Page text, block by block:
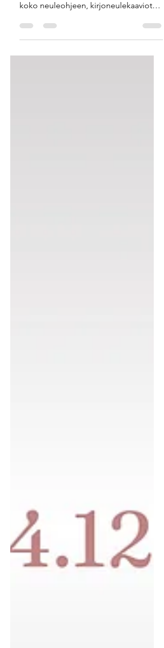
ilmaisella ohjeella. Blogista löydät
sekä vinkit onnistuneisiin villasukkiin.